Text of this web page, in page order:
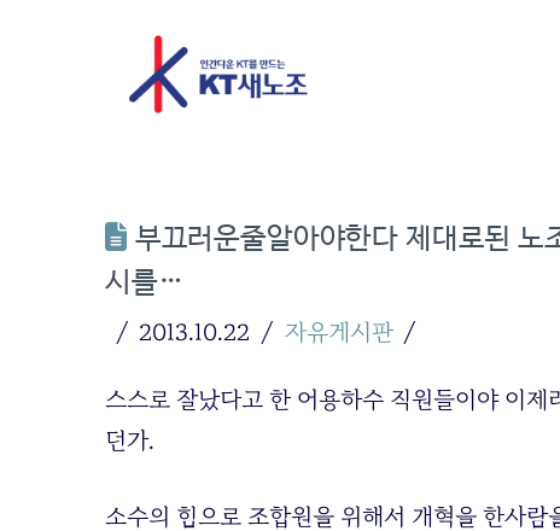
부끄러운줄알아야한다 제대로된 노
시를…
2013.10.22 자유게시판
스스로 잘났다고 한 어용하수 직원들이야 이
던가.
소수의 힘으로 조합원을 위해서 개혁을 한사